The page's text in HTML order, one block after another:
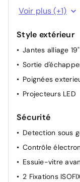
Accoudoir central
Voir plus (+1)
Style extérieur
Jantes alliage 19"
Sortie
Poignées
Projecteurs LED
Sécurité
Detection sous
Contrôle
Essuie-vitre
2 Fixations